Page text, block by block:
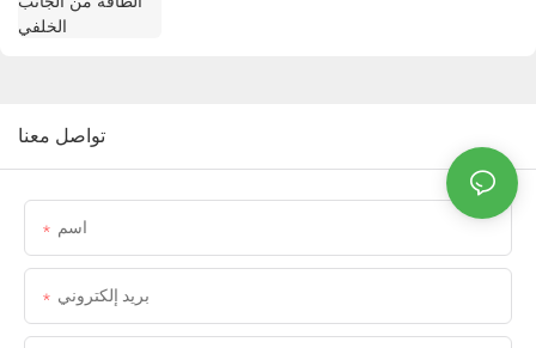
تواصل معنا
اسم
بريد إلكتروني